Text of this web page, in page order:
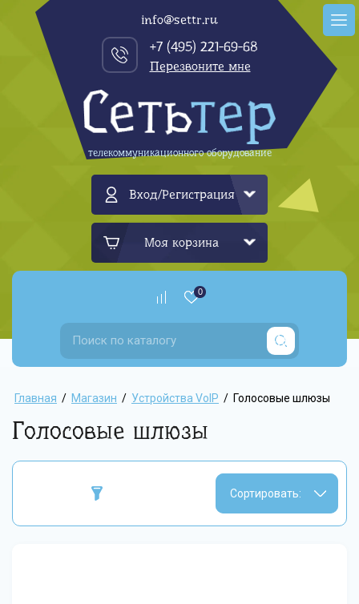
Вход/Регистрация
Моя корзина
info@settr.ru
+7 (495) 221-69-68
Перезвоните мне
телекоммуникационного оборудование
0
Главная / Магазин / Устройства VoIP / Голосовые шлюзы
Голосовые шлюзы
Сортировать: